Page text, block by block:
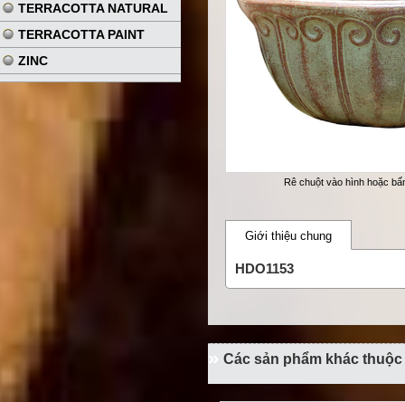
TERRACOTTA NATURAL
TERRACOTTA PAINT
ZINC
Rê chuột vào hình hoặc
Giới thiệu chung
HDO1153
Các sản phẩm khác